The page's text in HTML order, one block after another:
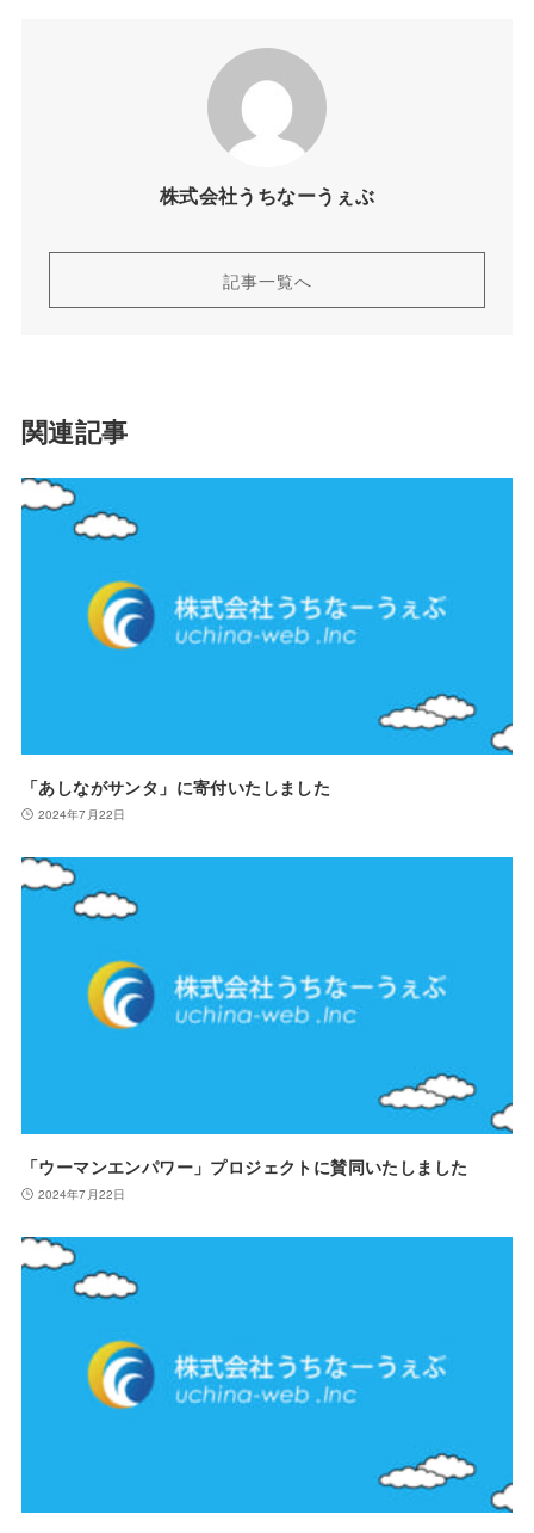
株式会社うちなーうぇぶ
記事一覧へ
関連記事
「あしながサンタ」に寄付いたしました
2024年7月22日
「ウーマンエンパワー」プロジェクトに賛同いたしました
2024年7月22日